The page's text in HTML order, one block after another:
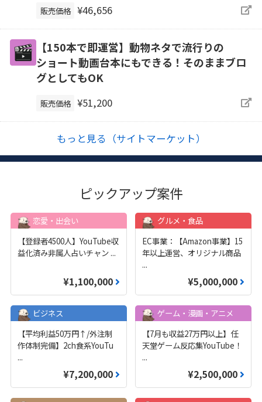
販売価格 ¥46,656
【150本で即運営】動物ネタで流行りの
ショート動画台本にもできる！そのままブロ
グとしてもOK
販売価格 ¥51,200
もっと見る（サイトマーケット）
ピックアップ案件
恋愛・出会い
【登録者4500人】YouTube収
益化済み非属人占いチャン ...
¥1,100,000
グルメ・食品
EC事業：【Amazon事業】15
年以上運営、オリジナル商品
...
¥5,000,000
ビジネス
【平均利益50万円↑/外注制
作体制完備】2ch食系YouTu
...
¥7,200,000
ゲーム・漫画・アニメ
【7月も収益27万円以上】任
天堂ゲーム反応集YouTube！
...
¥2,500,000